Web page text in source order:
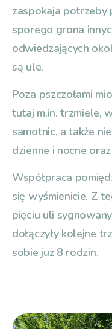
zaspokaja potrzeby
sporego grona
odwiedzających
są ule.
Poza pszczołami
tutaj m.in. trzmiele,
samotnic, a także
dzienne i nocne
Współpraca
się wyśmienicie. Z
pięciu uli
dołączyły kolejne
sobie już 8 rodzin.